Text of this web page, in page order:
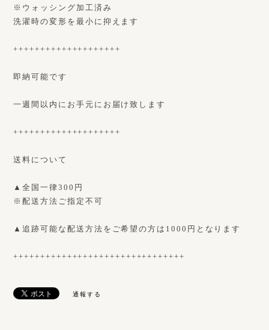
※ウォッシング加工済み
洗濯時の変形を最小に抑えます
++++++++++++++++++++
即納可能です
一週間以内にお手元にお届け致します
++++++++++++++++++++
送料について
▲全国一律300円
※配送方法ご指定不可
▲追跡可能な配送方法をご希望の方は1000円となります
++++++++++++++++++++++++++++++++
通報する